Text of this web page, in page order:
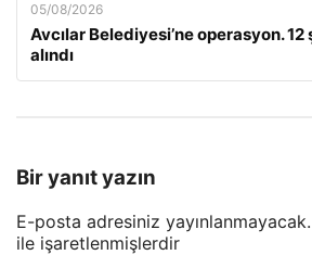
05/08/2026
Avcılar Belediyesi’ne operasyon.
alındı
Bir yanıt yazın
E-posta adresiniz yayınlanmayacak.
ile işaretlenmişlerdir